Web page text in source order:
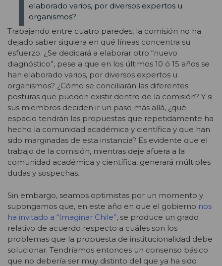
elaborado varios, por diversos expertos u
organismos?
Trabajando entre cuatro paredes, la comisión no ha
dejado saber siquiera en qué líneas concentra su
esfuerzo. ¿Se dedicará a elaborar otro “nuevo
diagnóstico”, pese a que en los últimos 10 ó 15 años se
han elaborado varios, por diversos expertos u
organismos? ¿Cómo se conciliarán las diferentes
posturas que pueden existir dentro de la comisión? Y si
sus miembros deciden ir un paso más allá, ¿qué
espacio tendrán las propuestas que repetidamente ha
hecho la comunidad académica y científica y que han
sido marginadas de esta instancia? Es evidente que el
trabajo de la comisión, mientras deje afuera a la
comunidad académica y científica, generará múltiples
dudas y sospechas.
Sin embargo, seamos optimistas por un momento y
supongamos que, en este año en que el gobierno nos
ha invitado a “Imaginar Chile”, se produce un grado
relativo de acuerdo respecto a cuáles son los
problemas que la propuesta de institucionalidad debe
solucionar. Tendríamos entonces un consenso básico
que no debería ser muy distinto del que ya ha sido